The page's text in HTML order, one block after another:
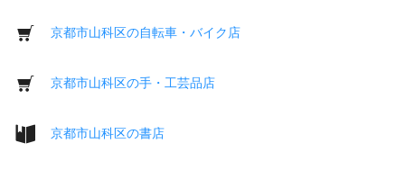
京都市山科区の自転車・バイク店
京都市山科区の手・工芸品店
京都市山科区の書店